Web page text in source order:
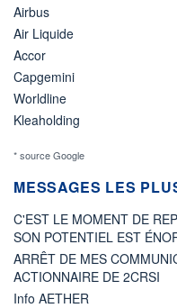
Airbus
Air Liquide
Accor
Capgemini
Worldline
Kleaholding
* source Google
MESSAGES LES
C'EST LE MOMENT DE
SON POTENTIEL EST
ARRÊT DE MES
ACTIONNAIRE DE 2CRSI
Info AETHER